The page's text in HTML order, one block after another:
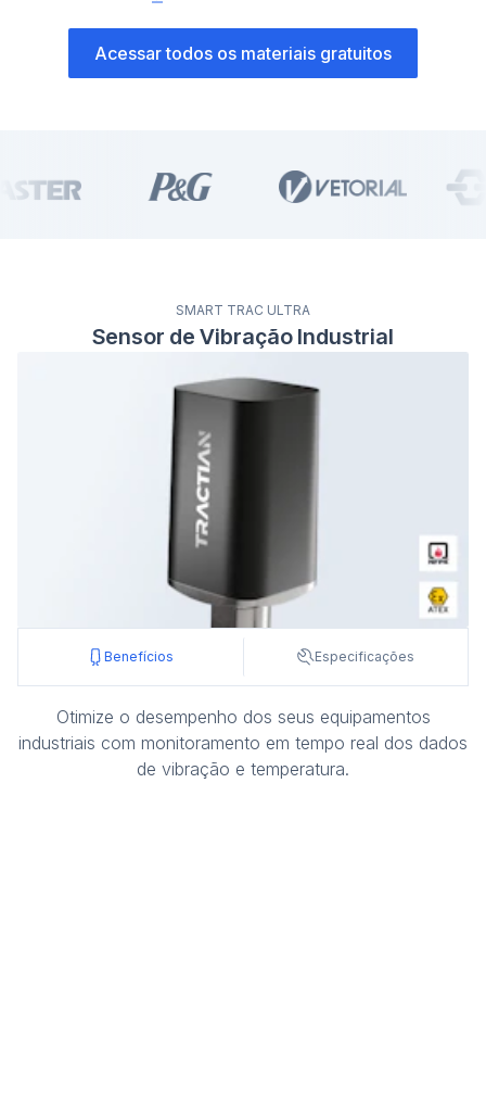
Acessar todos os materiais gratuitos
SMART TRAC ULTRA
Sensor de Vibração Industrial
Benefícios Especificações
Otimize o desempenho dos seus equipamentos
industriais com monitoramento em tempo real dos dados
de vibração e temperatura.